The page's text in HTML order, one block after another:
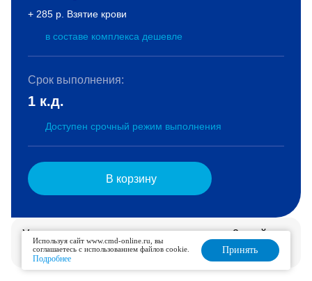
+ 285 р. Взятие крови
в составе комплекса дешевле
Срок выполнения:
1 к.д.
Доступен срочный режим выполнения
В корзину
Услуга доступна для дозаказа в течение 2 дней.
Подробнее
Используя сайт www.cmd-online.ru, вы
соглашаетесь с использованием файлов cookie.
Подробнее
Принять